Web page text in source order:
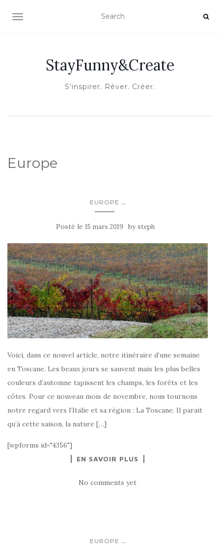
OUVRIR/FERMER LA NAVIGATION
StayFunny&Create
S'inspirer. Rêver. Créer.
Europe
EUROPE ...
Posté le 15 mars 2019 bysteph
Voici, dans ce nouvel article, notre itinéraire d’une semaine
en Toscane. Les beaux jours se sauvent mais les plus belles
couleurs d’automne tapissent les champs, les forêts et les
côtes. Pour ce nouveau mois de novembre, nous tournons
notre regard vers l’Italie et sa région : La Toscane. Il parait
qu’à cette saison, la nature […]
[wpforms id="4356"]
EN SAVOIR PLUS
No comments yet
EUROPE ...